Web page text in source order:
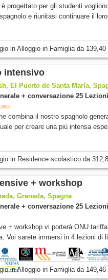
progettato per gli studenti
e riunitasi continuare il
in Alloggio in Famigliada 139,40
intensivo
El Puerto de Santa María,
+ conversazione 25
combina il nostro spagnolo
per creare una più intensa
in Residence scolastico da
+ workshop
Granada, Spagna
+ conversazione 25
+ workshop vi porterà ONU
Voi sarete immersi in 4 lezioni di
in Alloggio in Famigliada 149,46